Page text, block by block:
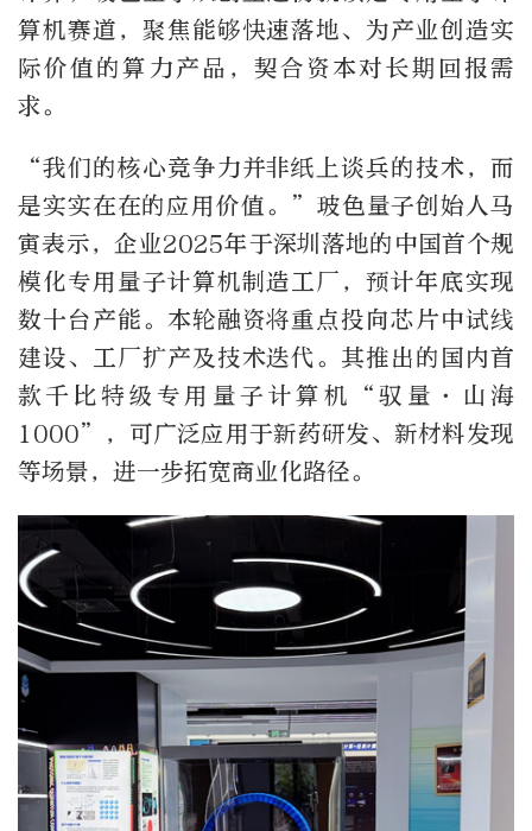
算机赛道，聚焦能够快速落地、为产业创造实
际价值的算力产品，契合资本对长期回报需
求。
“我们的核心竞争力并非纸上谈兵的技术，而
是实实在在的应用价值。”玻色量子创始人马
寅表示，企业2025年于深圳落地的中国首个规
模化专用量子计算机制造工厂，预计年底实现
数十台产能。本轮融资将重点投向芯片中试线
建设、工厂扩产及技术迭代。其推出的国内首
款千比特级专用量子计算机“驭量·山海
1000”，可广泛应用于新药研发、新材料发现
等场景，进一步拓宽商业化路径。